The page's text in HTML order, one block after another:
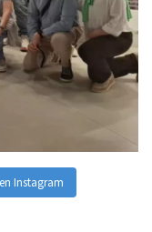
Instagram